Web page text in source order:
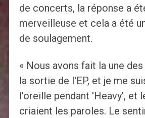
de concerts, la réponse a
merveilleuse et cela a été
de soulagement.
« Nous avons fait la une
la sortie de l'EP, et je me
l'oreille pendant 'Heavy', et
criaient les paroles. Le